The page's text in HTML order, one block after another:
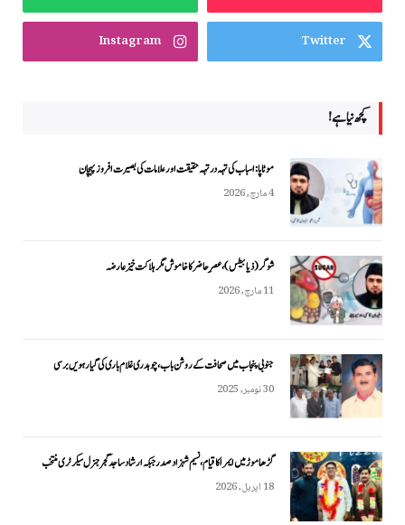
Twitter
Instagram
کچھ نیا ہے!
موٹاپا: اسباب کی تہہ در تہہ حقیقت اور علامات کی بصیرت افروز پہچان
4 مارچ, 2026
شوگر (ذیابیطس)، عصرِ حاضر کا خاموش مگر ہلاکت خیز عارضہ
11 مارچ, 2026
جنوبی پنجاب میں صحافت کے روشن باب، چوہدری غلام باری کی گیارہویں برسی
30 نومبر, 2025
گڑھاموڑ میں ایمرا کا قیام، نسیم شہزاد صدر جبکہ ارشاد ساجد گجر جنرل سیکرٹری منتخب
18 اپریل, 2026